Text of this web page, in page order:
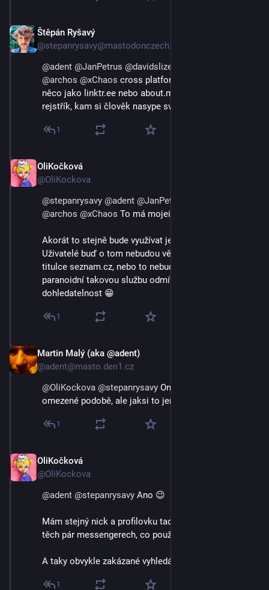
Štěpán Ryšavý
@stepanrysavy@mastodonczech.cz
@adent @JanPetrus @davidslizek
@archos @xChaos cross platform zlaté stránky .. tedy
něco jako linktr.ee nebo about.me, ale jako veřejný
rejstřík, kam si člověk nasype své profily?
1
OliKočková
@OliKockova
@stepanrysavy @adent @JanPetrus
@archos @xChaos To má mojeid.cz 😉
Akorát to stejně bude využívat jen pár geeků...
Uživatelé buď o tom nebudou vědět bo to nebude na
titulce seznam.cz, nebo to nebudou aktualizovat... A ti
paranoidní takovou službu odmítnout a priori bo
dohledatelnost 😁
1
Martin Malý (aka @adent)
@adent@masto.den1.cz
@OliKockova @stepanrysavy Ono to je i tady, v nějaké
omezené podobě, ale jaksi to jen málokdo používá.
1
OliKočková
@OliKockova
@adent @stepanrysavy Ano 😉
Mám stejný nick a profilovku tady, na Twitteru, FB, a
těch pár messengerech, co používám.
A taky obvykle zakázané vyhledání 😈🤣
1